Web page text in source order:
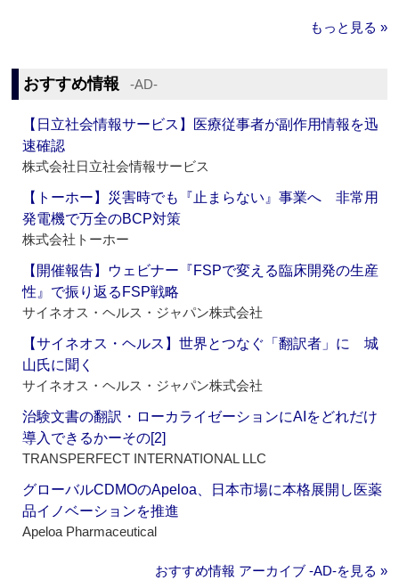
もっと見る »
おすすめ情報 ‐AD‐
【日立社会情報サービス】医療従事者が副作用情報を迅
速確認
株式会社日立社会情報サービス
【トーホー】災害時でも『止まらない』事業へ 非常用
発電機で万全のBCP対策
株式会社トーホー
【開催報告】ウェビナー『FSPで変える臨床開発の生産
性』で振り返るFSP戦略
サイネオス・ヘルス・ジャパン株式会社
【サイネオス・ヘルス】世界とつなぐ「翻訳者」に 城
山氏に聞く
サイネオス・ヘルス・ジャパン株式会社
治験文書の翻訳・ローカライゼーションにAIをどれだけ
導入できるかーその[2]
TRANSPERFECT INTERNATIONAL LLC
グローバルCDMOのApeloa、日本市場に本格展開し医薬
品イノベーションを推進
Apeloa Pharmaceutical
おすすめ情報 アーカイブ ‐AD‐を見る »